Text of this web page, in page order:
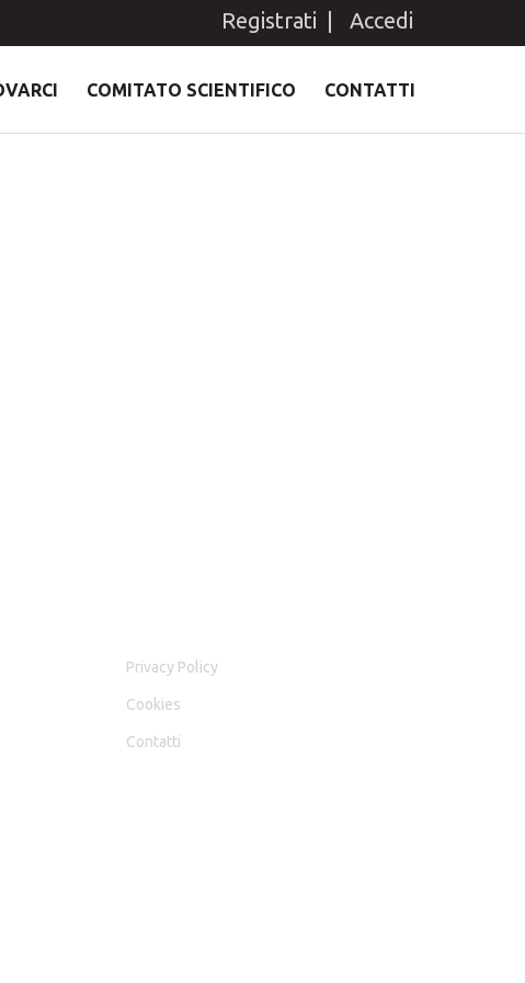
Registrati Accedi
COMITATO SCIENTIFICO CONTATTI
Privacy Policy
Cookies
Contatti